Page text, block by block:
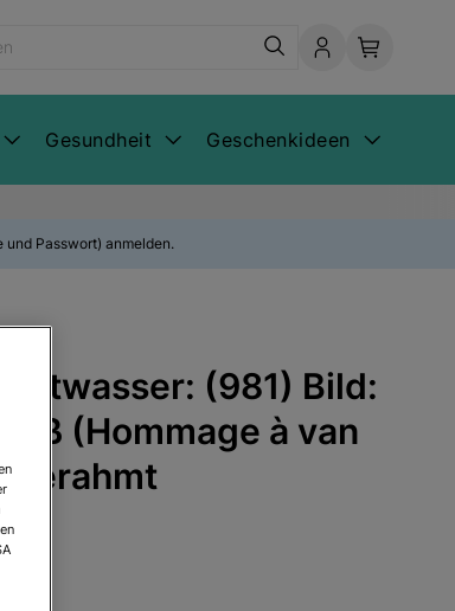
Gesundheit Geschenkideen
Passwort) anmelden.
(981) Bild:
(Hommage à van
gerahmt